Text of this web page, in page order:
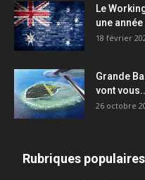
Le
une année
18 février
Grande
vont
26 octobre
Rubriques populaires